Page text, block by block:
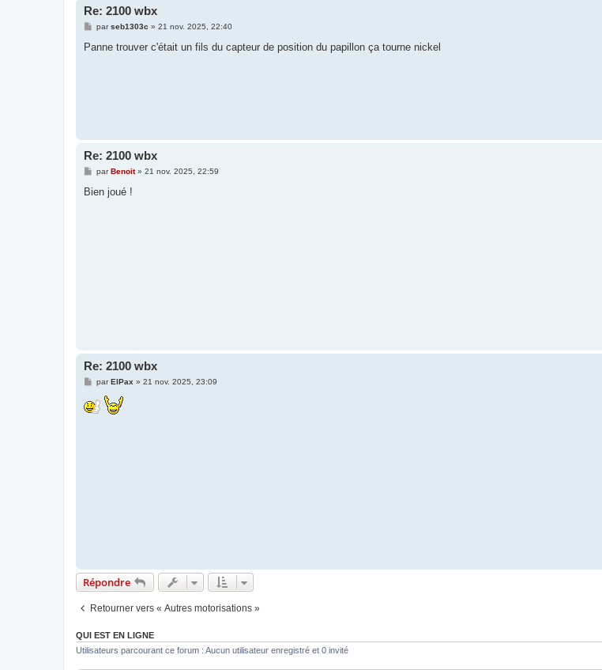
Re: 2100 wbx
M
s
parseb1303c » 21 nov. 2025, 22:40
Panne trouver c'était un fils du capteur de position du papillon ça tourne nickel
Re: 2100 wbx
M
s
parBenoit» 21 nov. 2025, 22:59
Bien joué !
Re: 2100 wbx
M
s
s
parElPax » 21 nov. 2025, 23:09
Répondre
Retourner vers « Autres motorisations »
QUI EST EN LIGNE
Utilisateurs parcourant ce forum : Aucun utilisateur enregistré et 0 invité